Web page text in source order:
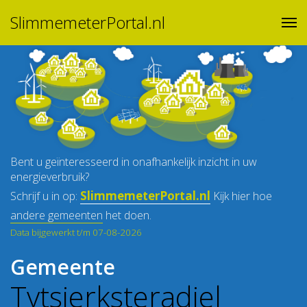
SlimmemeterPortal.nl
Bent u geïnteresseerd in onafhankelijk inzicht in uw
energieverbruik?
Schrijf u in op: SlimmemeterPortal.nl Kijk hier hoe
andere gemeenten het doen.
Data bijgewerkt t/m 07-08-2026
Gemeente
Tytsjerksteradiel